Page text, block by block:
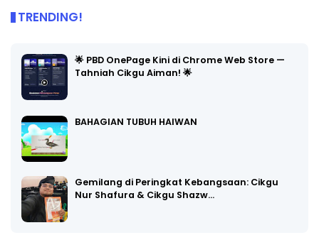
TRENDING!
🌟 PBD OnePage Kini di Chrome Web Store —
Tahniah Cikgu Aiman! 🌟
BAHAGIAN TUBUH HAIWAN
Gemilang di Peringkat Kebangsaan: Cikgu
Nur Shafura & Cikgu Shazw…